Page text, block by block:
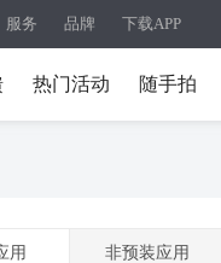
服务 品牌 下载APP
热门活动 随手拍
用 非预装应用